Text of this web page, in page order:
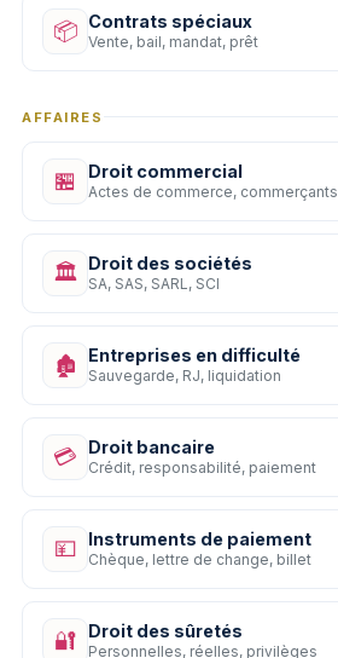
📦 Contrats spéciaux
Vente, bail, mandat, prêt
AFFAIRES
🏪 Droit commercial
Actes de commerce, commerçants
🏛️ Droit des sociétés
SA, SAS, SARL, SCI
🏚️ Entreprises en difficulté
Sauvegarde, RJ, liquidation
💳 Droit bancaire
Crédit, responsabilité, paiement
💴 Instruments de paiement
Chèque, lettre de change, billet
🔐 Droit des sûretés
Personnelles, réelles, privilèges